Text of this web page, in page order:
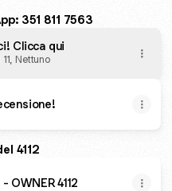
351 811 7563
Clicca qui
Nettuno
4112
OWNER 4112